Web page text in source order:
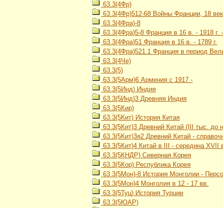
63.3(4Фр)
63.3(4Фр)512-68 Войны Франции, 18 век
63.3(4Фра)-8
63.3(4Фра)5-8 Франция в 16 в. - 1918 г.
63.3(4Фра)51 Франция в 16 в. - 1789 г.
63.3(4Фра)521.1 Франция в период
63.3(4Че)
63.3(5)
63.3(5Арм)6 Армения с 1917 -
63.3(5Инд) Индия
63.3(5Инд)3 Древняя Индия
63.3(5Кир)
63.3(5Кит) История Китая
63.3(5Кит)3 Древний Китай (III тыс. до
63.3(5Кит)3я2 Древний Китай -
63.3(5Кит)4 Китай в III - середина XVII
63.3(5КНДР) Северная Корея
63.3(5Кор) Республика Корея
63.3(5Мон)-8 История Монголии -
63.3(5Мон)4 Монголия в 12 - 17 вв.
63.3(5Туц) История Турции
63.3(5ЮАР)